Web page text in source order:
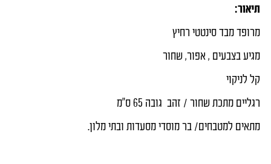
תיאור:
מרופד מבד סינטטי רחיץ
מגיע בצבעים , אפור, שחור
קל לניקוי
רגליים מתכת שחור / זהב גובה 65 ס"מ
מתאים למטבחים/ בר מוסדי מסעדות ובתי מלון.